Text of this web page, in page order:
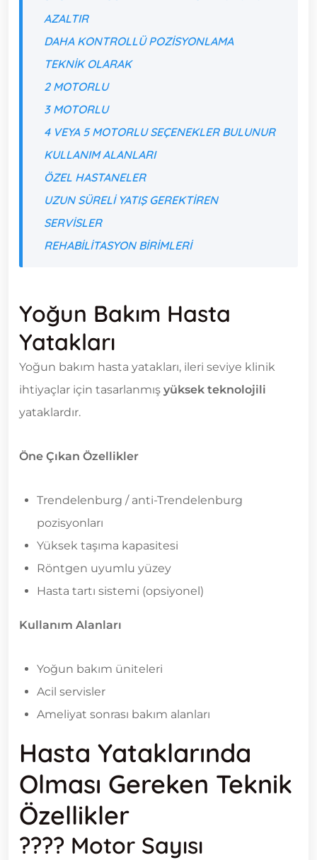
AZALTIR
DAHA KONTROLLÜ POZISYONLAMA
TEKNIK OLARAK
2 MOTORLU
3 MOTORLU
4 VEYA 5 MOTORLU SEÇENEKLER BULUNUR
KULLANIM ALANLARI
ÖZEL HASTANELER
UZUN SÜRELI YATIŞ GEREKTIREN
SERVISLER
REHABILITASYON BIRIMLERI
Yoğun Bakım Hasta
Yatakları
Yoğun bakım hasta yatakları, ileri seviye klinik
ihtiyaçlar için tasarlanmış yüksek teknolojili
yataklardır.
Öne Çıkan Özellikler
Trendelenburg / anti-Trendelenburg
pozisyonları
Yüksek taşıma kapasitesi
Röntgen uyumlu yüzey
Hasta tartı sistemi (opsiyonel)
Kullanım Alanları
Yoğun bakım üniteleri
Acil servisler
Ameliyat sonrası bakım alanları
Hasta Yataklarında
Olması Gereken Teknik
Özellikler
???? Motor Sayısı